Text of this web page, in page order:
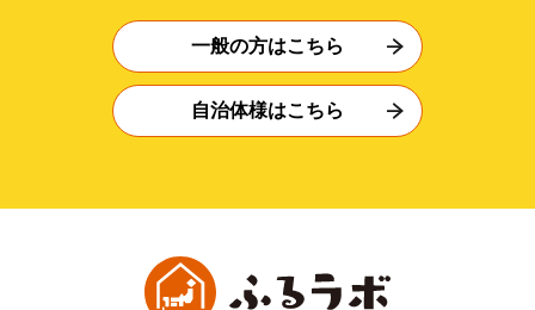
一般の方はこちら
自治体様はこちら